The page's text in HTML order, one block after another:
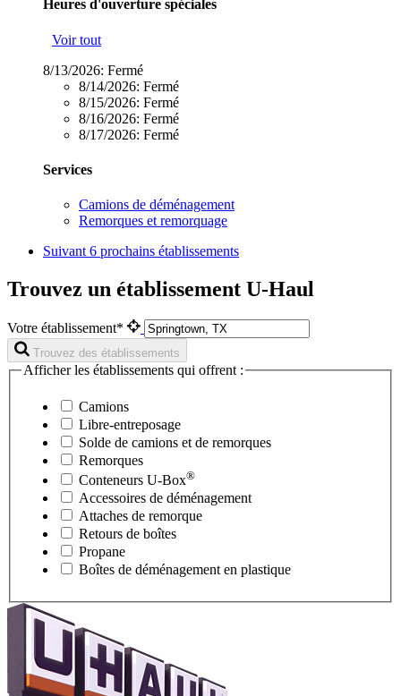
Heures d'ouverture spéciales
Voir tout
8/13/2026: Fermé
8/14/2026: Fermé
8/15/2026: Fermé
8/16/2026: Fermé
8/17/2026: Fermé
Services
Camions de déménagement
Remorques et remorquage
Suivant 6 prochains établissements
Trouvez un établissement U-Haul
Votre établissement*
Trouvez des établissements
Afficher les établissements qui offrent :
Camions
Libre-entreposage
Solde de camions et de remorques
Remorques
Conteneurs U-Box®
Accessoires de déménagement
Attaches de remorque
Retours de boîtes
Propane
Boîtes de déménagement en plastique